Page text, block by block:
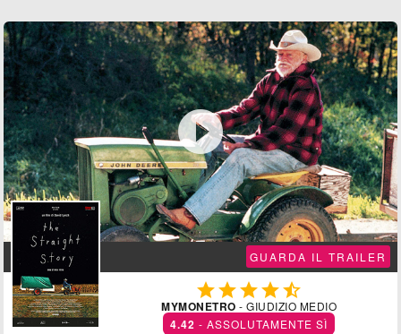

GUARDA IL TRAILER

MYMONETRO - GIUDIZIO MEDIO
4.42 - ASSOLUTAMENTE SÌ